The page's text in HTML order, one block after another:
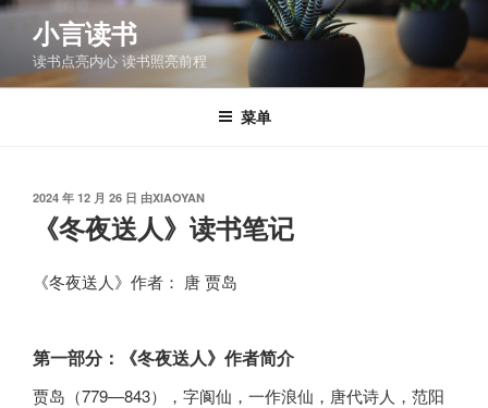
跳
容
小言读书
读书点亮内心 读书照亮前程
菜单
发
2024 年 12 月 26 日 由XIAOYAN
《冬夜送人》读书笔记
《冬夜送人》作者： 唐 贾岛
第一部分：《冬夜送人》作者简介
贾岛（779—843），字阆仙，一作浪仙，唐代诗人，范阳